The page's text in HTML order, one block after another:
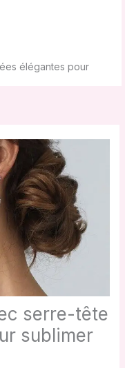
élégantes pour
serre-tête
sublimer